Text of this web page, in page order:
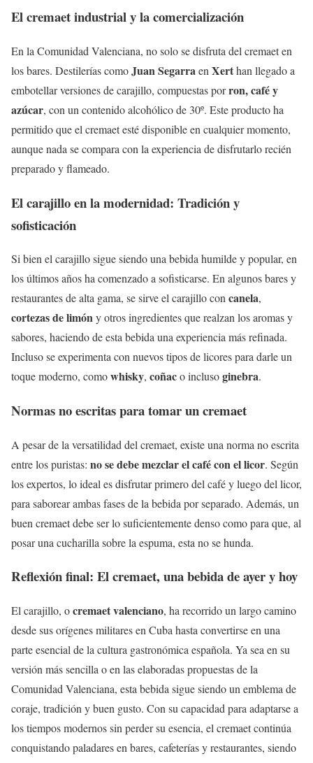
El cremaet industrial y la comercialización
En la Comunidad Valenciana, no solo se disfruta del cremaet en
los bares. Destilerías comoJuan Segarraen Xerthan llegado a
embotellar versiones de carajillo, compuestas porron, café y
azúcar, con un contenido alcohólico de 30º. Este producto ha
permitido que el cremaet esté disponible en cualquier momento,
aunque nada se compara con la experiencia de disfrutarlo recién
preparado y flameado.
El carajillo en la modernidad: Tradición y
sofisticación
Si bien el carajillo sigue siendo una bebida humilde y popular, en
los últimos años ha comenzado a sofisticarse. En algunos bares y
restaurantes de alta gama, se sirve el carajillo concanela,
cortezas de limóny otros ingredientes que realzan los aromas y
sabores, haciendo de esta bebida una experiencia más refinada.
Incluso se experimenta con nuevos tipos de licores para darle un
toque moderno, comowhisky, coñaco inclusoginebra.
Normas no escritas para tomar un cremaet
A pesar de la versatilidad del cremaet, existe una norma no escrita
entre los puristas: no se debe mezclar el café con el licor. Según
los expertos, lo ideal es disfrutar primero del café y luego del licor,
para saborear ambas fases de la bebida por separado. Además, un
buen cremaet debe ser lo suficientemente denso como para que, al
posar una cucharilla sobre la espuma, esta no se hunda.
Reflexión final: El cremaet, una bebida de ayer y hoy
El carajillo, ocremaet valenciano, ha recorrido un largo camino
desde sus orígenes militares en Cuba hasta convertirse en una
parte esencial de la cultura gastronómica española. Ya sea en su
versión más sencilla o en las elaboradas propuestas de la
Comunidad Valenciana, esta bebida sigue siendo un emblema de
coraje, tradición y buen gusto. Con su capacidad para adaptarse a
los tiempos modernos sin perder su esencia, el cremaet continúa
conquistando paladares en bares, cafeterías y restaurantes, siendo